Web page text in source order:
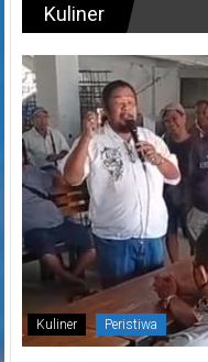
Kuliner
Kuliner Peristiwa